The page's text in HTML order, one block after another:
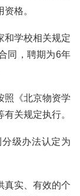
格。
和学校相关规定
同，聘期为6年
照《北京物资学
关规定执行。
级办法认定为
真实、有效的个